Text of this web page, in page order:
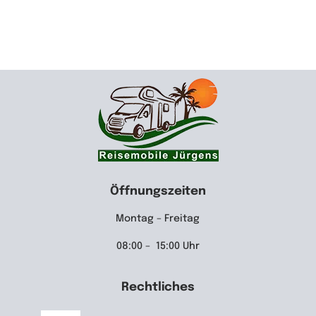
Öffnungszeiten
Montag – Freitag
08:00 – 15:00 Uhr
Rechtliches